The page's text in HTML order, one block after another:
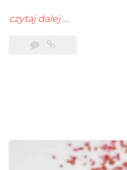
czytaj dalej…